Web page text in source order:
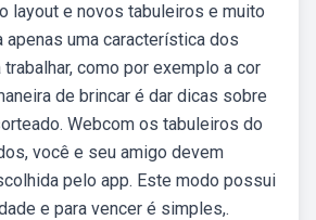
layout e novos tabuleiros e muito
apenas uma característica dos
como por exemplo a cor
de brincar é dar dicas sobre
Webcom os tabuleiros do
você e seu amigo devem
pelo app. Este modo possui
e para vencer é simples,.